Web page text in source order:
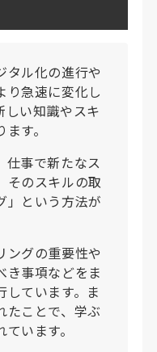
タル化の進行や
り急速に変化し
しい知識やスキ
す。
仕事で新たなス
そのスキルの取
」という方法が
ングの重要性や
き事項などをま
しています。ま
たことで、学ぶ
います。